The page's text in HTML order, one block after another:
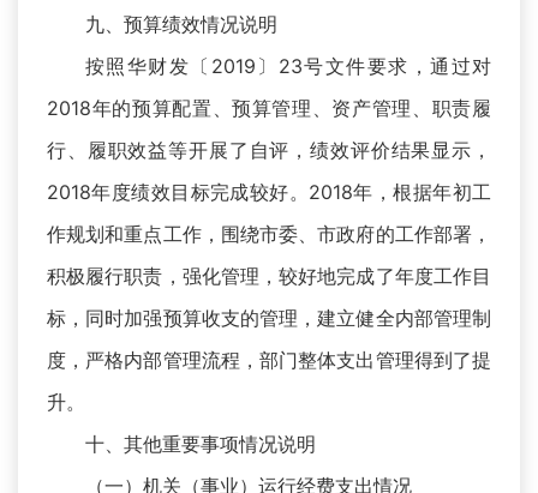
九、预算绩效情况说明
按照华财发〔2019〕23号文件要求，通过对
2018年的预算配置、预算管理、资产管理、职责履
行、履职效益等开展了自评，绩效评价结果显示，
2018年度绩效目标完成较好。2018年，根据年初工
作规划和重点工作，围绕市委、市政府的工作部署，
积极履行职责，强化管理，较好地完成了年度工作目
标，同时加强预算收支的管理，建立健全内部管理制
度，严格内部管理流程，部门整体支出管理得到了提
升。
十、其他重要事项情况说明
（一）机关（事业）运行经费支出情况